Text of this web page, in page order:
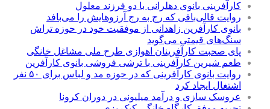
کارآفرینی بانوی دهلرانی با دو فرزند معلول
روایت قالی‌بافی که رج به رج آرزوهایش را می‌بافد
بانوی کارآفرین زاهدانی از موفقیت خود در حوزه تراش
سنگ‌های قیمتی می‌گوید
پای صحبت کارآفرینان اهوازی طرح ملی مشاغل خانگی
طعم شیرین کارآفرینی با ترشی فروشی بانوی کارآفرین
روایت بانوی کارآفرینی که در حوزه مد و لباس برای ۵۰ نفر
اشتغال ایجاد کرد
عروسک سازی و درآمد میلیونی در دوران کرونا